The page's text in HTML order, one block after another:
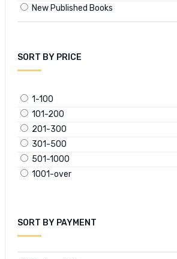
New Published Books
SORT BY PRICE
1-100
101-200
201-300
301-500
501-1000
1001-over
SORT BY PAYMENT